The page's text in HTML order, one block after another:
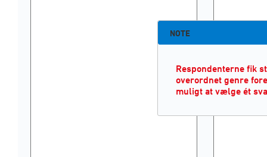
NOTE
Respondenterne fik
overordnet genre
muligt at vælge ét